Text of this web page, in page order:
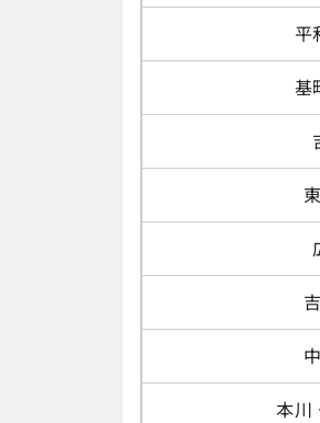
平
基
本川